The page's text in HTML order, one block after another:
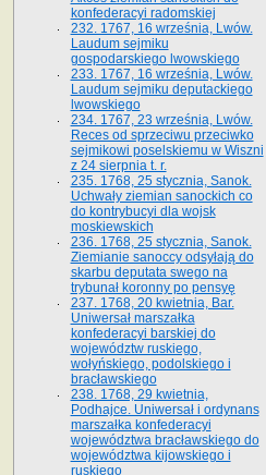
konfederacyi radomskiej
232. 1767, 16 września, Lwów.
Laudum sejmiku
gospodarskiego lwowskiego
233. 1767, 16 września, Lwów.
Laudum sejmiku deputackiego
lwowskiego
234. 1767, 23 września, Lwów.
Reces od sprzeciwu przeciwko
sejmikowi poselskiemu w Wiszni
z 24 sierpnia t. r.
235. 1768, 25 stycznia, Sanok.
Uchwały ziemian sanockich co
do kontrybucyi dla wojsk
moskiewskich
236. 1768, 25 stycznia, Sanok.
Ziemianie sanoccy odsyłają do
skarbu deputata swego na
trybunał koronny po pensyę
237. 1768, 20 kwietnia, Bar.
Uniwersał marszałka
konfederacyi barskiej do
województw ruskiego,
wołyńskiego, podolskiego i
bracławskiego
238. 1768, 29 kwietnia,
Podhajce. Uniwersał i ordynans
marszałka konfederacyi
województwa bracławskiego do
wo­jewództwa kijowskiego i
ruskiego